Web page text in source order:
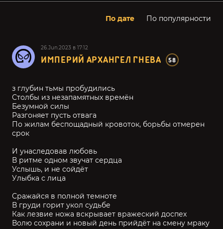
По дате По популярности
26.Jun.2023 в 17:12
ИМПЕРИЙ АРХАНГЕЛ ГНЕВА 58
з глубин тьмы пробудились
Столбы из незапамятных времён
Безумной силы
Разгоняет пусть отвага
По жилам беспощадный кровоток, борьбы отмерен
срок
И унаследовав любовь
В ритме одном звучат сердца
Услышь, и не сойдёт
Улыбка с лица
Сражайся в полной темноте
В груди горит укол судьбе
Как лезвие ножа вскрывает вражеский доспех
Волю сохрани и новый день прийдёт на смену мраку